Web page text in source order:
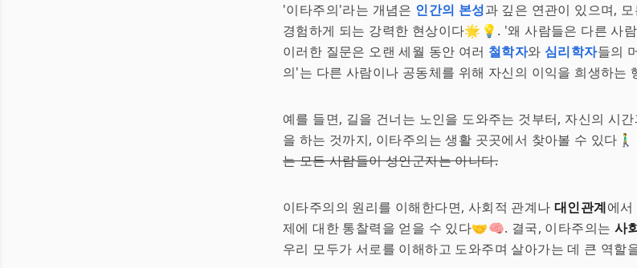
'이타주의'라는 개념은 인간의 본성과 깊은 연관이 있으며,
경험하게 되는 강력한 현상이다🌟💡. '왜 사람들은 다른 사
이러한 질문은 오랜 세월 동안 여러 철학자와 심리학자들의
의'는 다른 사람이나 공동체를 위해 자신의 이익을 희생하는
예를 들면, 길을 건너는 노인을 도와주는 것부터, 자신의 시
을 하는 것까지, 이타주의는 생활 곳곳에서 찾아볼 수 있다
는 모든 사람들이 성인군자는 아니다.
이타주의의 원리를 이해한다면, 사회적 관계나 대인관계에
제에 대한 통찰력을 얻을 수 있다🤝🧠. 결국, 이타주의는 사
우리 모두가 서로를 이해하고 도와주며 살아가는 데 큰 역할